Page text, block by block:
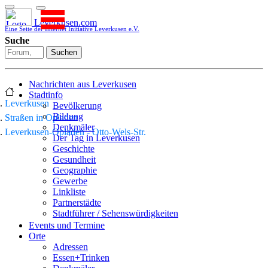
Leverkusen.com
Eine Seite der Internet Initiative Leverkusen e.V.
Suche
Suchen
Nachrichten aus Leverkusen
Stadtinfo
Bevölkerung
Bildung
Denkmäler
Der Tag in Leverkusen
Geschichte
Gesundheit
Geographie
Gewerbe
Linkliste
Partnerstädte
Stadtführer / Sehenswürdigkeiten
Stadtplan
Sport
Who is who
Events und Termine
Orte
Adressen
Essen+Trinken
Leverkusen
Straßen in Opladen
Leverkusen-Opladen - Otto-Wels-Str.